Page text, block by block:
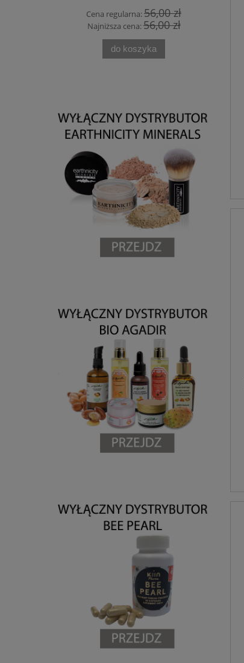
Cena regularna:56,00 zł
Najniższa cena:56,00 zł
do koszyka